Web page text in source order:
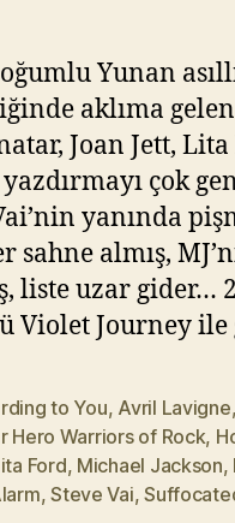
Yunan
aklıma
Joan Jett,
çok
yanında
sahne almış,
liste uzar gider…
Violet Journey
to You, Avril Lavigne,
Hero Warriors of Rock,
Ford, Michael Jackson,
,Steve Vai,